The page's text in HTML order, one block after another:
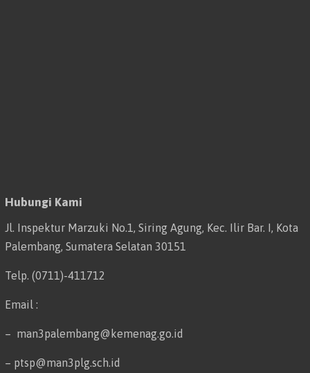
Hubungi Kami
Jl. Inspektur Marzuki No.1, Siring Agung, Kec. Ilir Bar. I, Kota
Palembang, Sumatera Selatan 30151
Telp. (0711)-411712
Email :
– man3palembang@kemenag.go.id
– ptsp@man3plg.sch.id